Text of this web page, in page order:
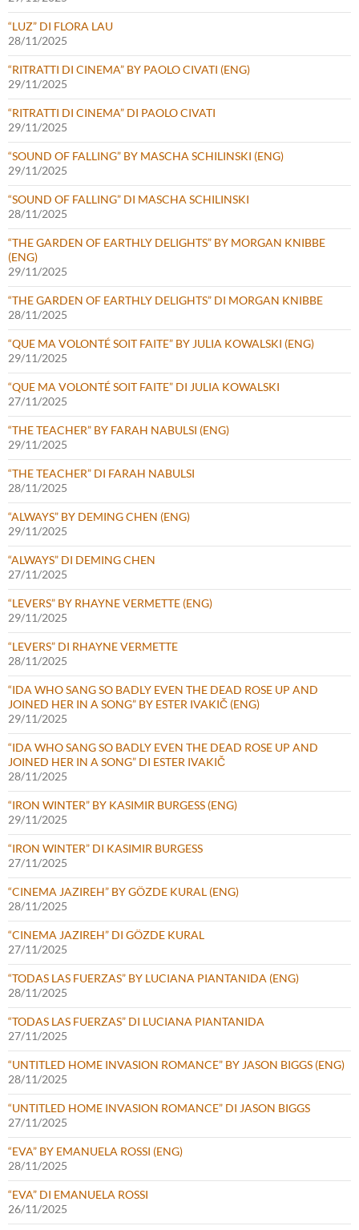
“LUZ” DI FLORA LAU
28/11/2025
“RITRATTI DI CINEMA” BY PAOLO CIVATI (ENG)
29/11/2025
“RITRATTI DI CINEMA” DI PAOLO CIVATI
29/11/2025
“SOUND OF FALLING” BY MASCHA SCHILINSKI (ENG)
29/11/2025
“SOUND OF FALLING” DI MASCHA SCHILINSKI
28/11/2025
“THE GARDEN OF EARTHLY DELIGHTS” BY MORGAN KNIBBE
(ENG)
29/11/2025
“THE GARDEN OF EARTHLY DELIGHTS” DI MORGAN KNIBBE
28/11/2025
“QUE MA VOLONTÉ SOIT FAITE” BY JULIA KOWALSKI (ENG)
29/11/2025
“QUE MA VOLONTÉ SOIT FAITE” DI JULIA KOWALSKI
27/11/2025
“THE TEACHER” BY FARAH NABULSI (ENG)
29/11/2025
“THE TEACHER” DI FARAH NABULSI
28/11/2025
“ALWAYS” BY DEMING CHEN (ENG)
29/11/2025
“ALWAYS” DI DEMING CHEN
27/11/2025
“LEVERS” BY RHAYNE VERMETTE (ENG)
29/11/2025
“LEVERS” DI RHAYNE VERMETTE
28/11/2025
“IDA WHO SANG SO BADLY EVEN THE DEAD ROSE UP AND
JOINED HER IN A SONG” BY ESTER IVAKIČ (ENG)
29/11/2025
“IDA WHO SANG SO BADLY EVEN THE DEAD ROSE UP AND
JOINED HER IN A SONG” DI ESTER IVAKIČ
28/11/2025
“IRON WINTER” BY KASIMIR BURGESS (ENG)
29/11/2025
“IRON WINTER” DI KASIMIR BURGESS
27/11/2025
“CINEMA JAZIREH” BY GÖZDE KURAL (ENG)
28/11/2025
“CINEMA JAZIREH” DI GÖZDE KURAL
27/11/2025
“TODAS LAS FUERZAS” BY LUCIANA PIANTANIDA (ENG)
28/11/2025
“TODAS LAS FUERZAS” DI LUCIANA PIANTANIDA
27/11/2025
“UNTITLED HOME INVASION ROMANCE” BY JASON BIGGS (ENG)
28/11/2025
“UNTITLED HOME INVASION ROMANCE” DI JASON BIGGS
27/11/2025
“EVA” BY EMANUELA ROSSI (ENG)
28/11/2025
“EVA” DI EMANUELA ROSSI
26/11/2025